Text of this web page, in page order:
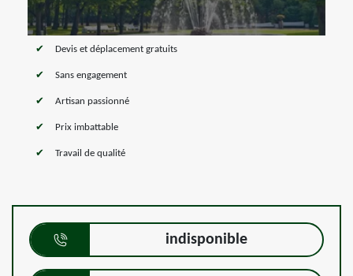
Devis et déplacement gratuits
Sans engagement
Artisan passionné
Prix imbattable
Travail de qualité
indisponible